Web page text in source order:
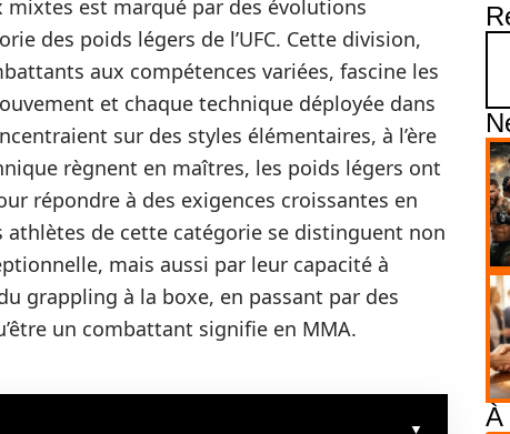
est marqué par des évolutions
des poids légers de l’UFC. Cette division,
aux compétences variées, fascine les
et chaque technique déployée dans
sur des styles élémentaires, à l’ère
règnent en maîtres, les poids légers ont
répondre à des exigences croissantes en
athlètes de cette catégorie se distinguent non
mais aussi par leur capacité à
grappling à la boxe, en passant par des
un combattant signifie en MMA.
À